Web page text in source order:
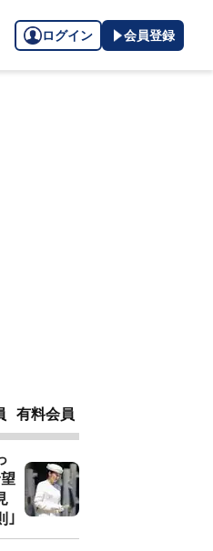
ログイン 会員登録
有料会員
｣